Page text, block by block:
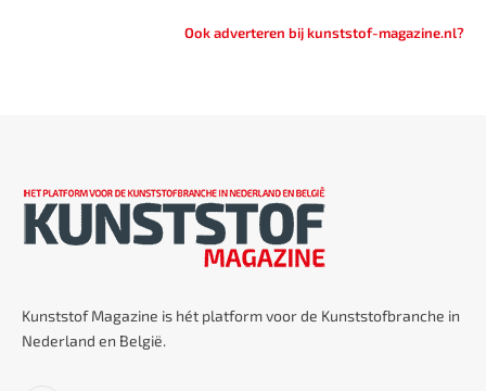
Ook adverteren bij kunststof-magazine.nl?
Kunststof Magazine is hét platform voor de Kunststofbranche in
Nederland en België.